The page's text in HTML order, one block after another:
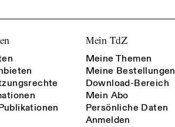
Mein TdZ
Meine Themen
Meine Bestellungen
Download-Bereich
Mein Abo
Persönliche Daten
Anmelden